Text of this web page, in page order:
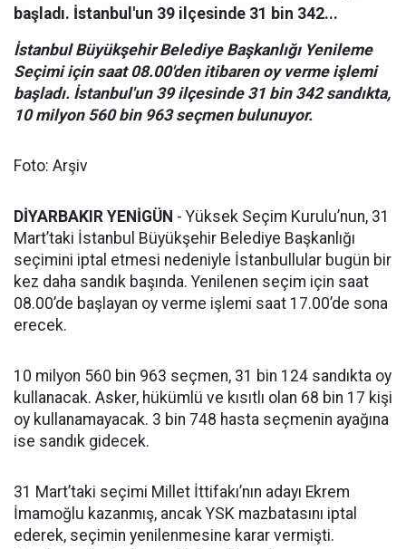
başladı. İstanbul'un 39 ilçesinde 31 bin 342...
İstanbul Büyükşehir Belediye Başkanlığı Yenileme
Seçimi için saat 08.00'den itibaren oy verme işlemi
başladı. İstanbul'un 39 ilçesinde 31 bin 342 sandıkta,
10 milyon 560 bin 963 seçmen bulunuyor.
Foto: Arşiv
DİYARBAKIR YENİGÜN - Yüksek Seçim Kurulu’nun, 31
Mart’taki İstanbul Büyükşehir Belediye Başkanlığı
seçimini iptal etmesi nedeniyle İstanbullular bugün bir
kez daha sandık başında. Yenilenen seçim için saat
08.00’de başlayan oy verme işlemi saat 17.00’de sona
erecek.
10 milyon 560 bin 963 seçmen, 31 bin 124 sandıkta oy
kullanacak. Asker, hükümlü ve kısıtlı olan 68 bin 17 kişi
oy kullanamayacak. 3 bin 748 hasta seçmenin ayağına
ise sandık gidecek.
31 Mart’taki seçimi Millet İttifakı’nın adayı Ekrem
İmamoğlu kazanmış, ancak YSK mazbatasını iptal
ederek, seçimin yenilenmesine karar vermişti.